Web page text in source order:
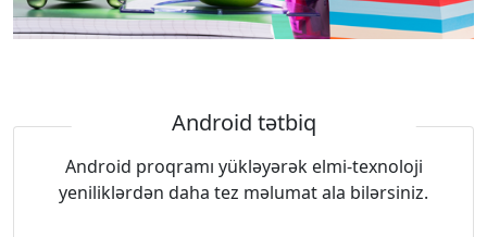
Android tətbiq
Android proqramı yükləyərək elmi-texnoloji
yeniliklərdən daha tez məlumat ala bilərsiniz.